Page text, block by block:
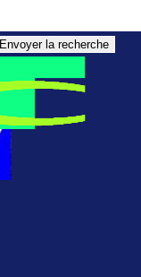
Envoyer la recherche